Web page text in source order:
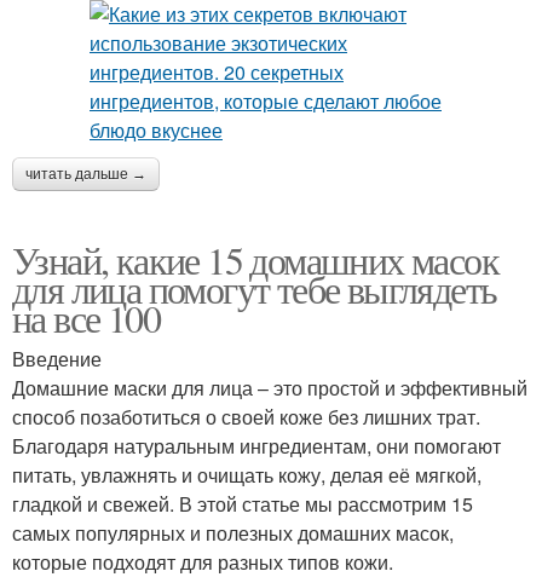
читать дальше →
Узнай, какие 15 домашних масок
для лица помогут тебе выглядеть
на все 100
Введение
Домашние маски для лица – это простой и эффективный
способ позаботиться о своей коже без лишних трат.
Благодаря натуральным ингредиентам, они помогают
питать, увлажнять и очищать кожу, делая её мягкой,
гладкой и свежей. В этой статье мы рассмотрим 15
самых популярных и полезных домашних масок,
которые подходят для разных типов кожи.